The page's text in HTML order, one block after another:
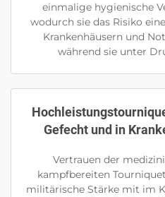
einmalige hygienische
wodurch sie das Risiko
Krankenhäusern und
während sie unter
Gefecht und in
Vertrauen der
kampfbereiten
militärische Stärke mit im